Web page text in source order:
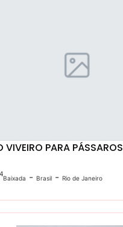
VIVEIRO PARA PÁSSAROS
Baixada - Brasil - Rio de Janeiro